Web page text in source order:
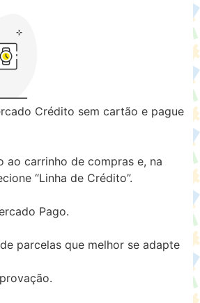
Crédito sem cartão e pague
ao carrinho de compras e, na
“Linha de Crédito”.
Pago.
parcelas que melhor se adapte